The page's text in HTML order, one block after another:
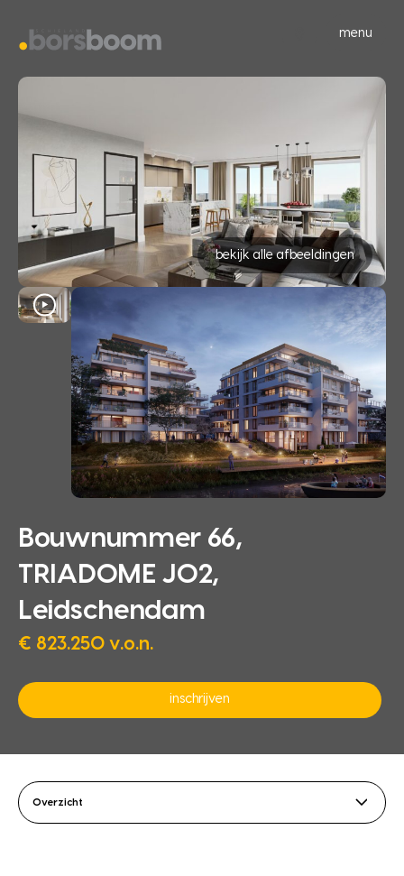
menu
bekijk alle afbeeldingen
Bouwnummer 66,
TRIADOME J02,
Leidschendam
€ 823.250 v.o.n.
inschrijven
Overzicht